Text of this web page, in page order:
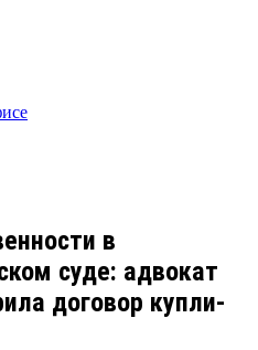
в
суде: адвокат
договор купли-